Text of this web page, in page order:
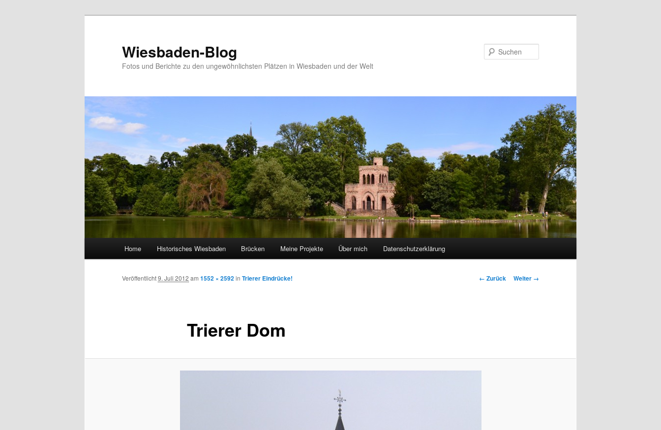
Wiesbaden-Blog
Fotos und Berichte zu den ungewöhnlichsten Plätzen in Wiesbaden und der Welt
Home Historisches Wiesbaden Brücken Meine Projekte Über mich Datenschutzerklärung
Bilder-
← Zurück Weiter →
Trierer Dom
Veröffentlicht9. Juli 2012 am 1552 × 2592in Trierer Eindrücke!